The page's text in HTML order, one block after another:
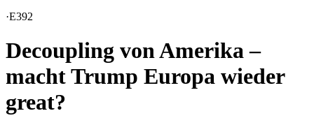
·E392
Decoupling von Amerika –
macht Trump Europa wieder
great?